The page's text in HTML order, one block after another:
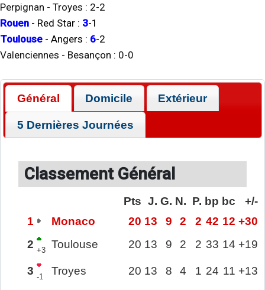
Perpignan - Troyes : 2-2
Rouen - Red Star : 3-1
Toulouse - Angers : 6-2
Valenciennes - Besançon : 0-0
Général Domicile Extérieur
5 Dernières Journées
Classement Général
Pts J. G. N. P. bp bc
+/-
1
Monaco 20 13 9 2 2 42 12 +30
2 +3 Toulouse 20 13 9 2 2 33 14 +19
3 -1 Troyes 20 13 8 4 1 24 11 +13